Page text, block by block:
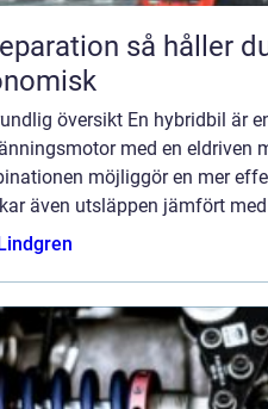
håller du bilen säker, trygg och
översikt En hybridbil är
med en eldriven
möjliggör en mer
även utsläppen jämfört